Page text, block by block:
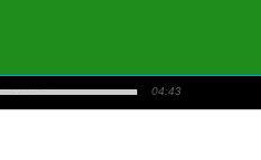
04:43